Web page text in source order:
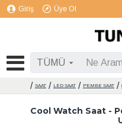
Giriş Üye Ol
TÜMÜ
SAAT LED SAAT PEMBE SAAT
Cool Watch Saat -